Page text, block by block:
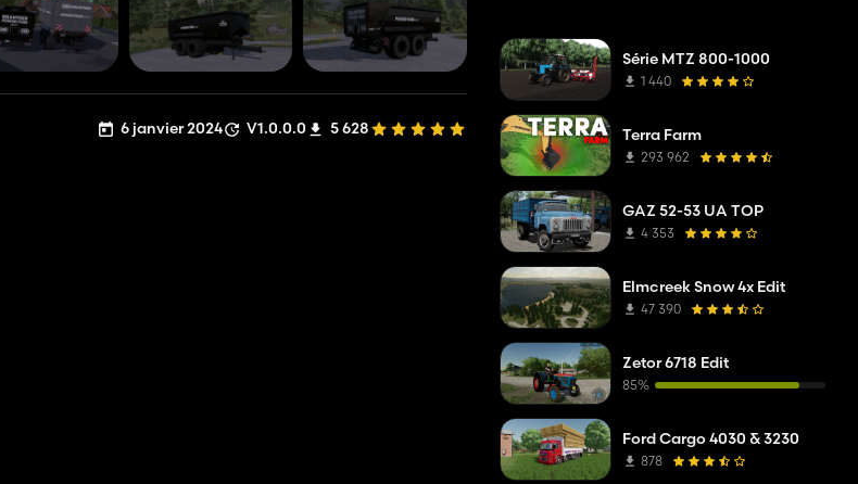
6 janvier 2024 V1.0.0.0 5 628
Série MTZ 800-1000
1 440
Terra Farm
293 962
GAZ 52-53 UA TOP
4 353
Elmcreek Snow 4x Edit
47 390
Zetor 6718 Edit
85%
Ford Cargo 4030 & 3230
878